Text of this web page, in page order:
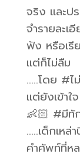
จริง และป
จำรายละเ
ฟัง หรือเรี
แต่ก็ไม่ลืม
…..โดย #ไ
แต่ยังเข้าใ
👶🏻 #มีทั
…..เด็กเห
คำศัพท์ที่ห